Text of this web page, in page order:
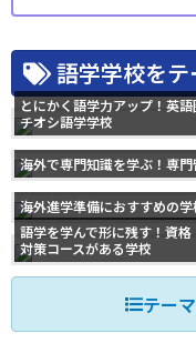
語学学校を
とにかく語学力アップ！英語
チオシ語学学校
海外で専門知識を学ぶ！専門
海外進学準備におすすめの学
語学を学んで形に残す！資格
対策コースがある学校
テー